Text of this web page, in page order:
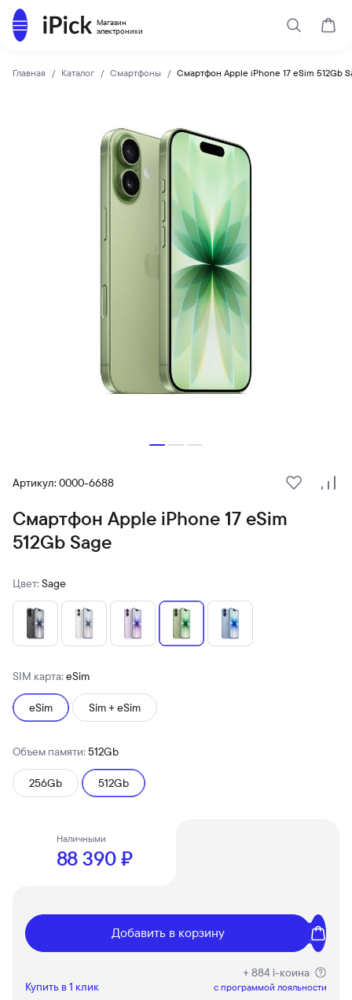
Магазин
электроники
Каталог
Поиск
Главная Каталог Смартфоны Смартфон Apple iPhone 17 eSim 512Gb
Артикул: 0000-6688
В
Смартфон Apple iPhone 17 eSim
512Gb Sage
Цвет: Sage
SIM карта: eSim
eSim Sim + eSim
Объем памяти: 512Gb
256Gb 512Gb
Наличными
88 390 ₽
Добавить в корзину
Купить в 1 клик
+ 884 i-коина
c программой лояльности